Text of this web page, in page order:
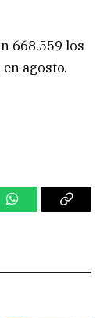
668.559 los
agosto.
WhatsAppCopy